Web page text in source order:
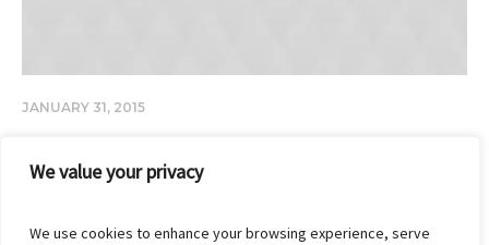
We value your privacy
We use cookies to enhance your browsing experience, serve
JANUARY 31, 2015